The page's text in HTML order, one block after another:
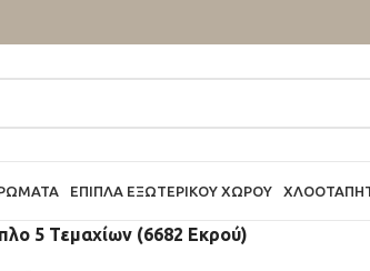
ΈΠΙΠΛΑ ΕΞΩΤΕΡΙΚΟΎ ΧΏΡΟΥ
5 Τεμαχίων (6682 Εκρού)